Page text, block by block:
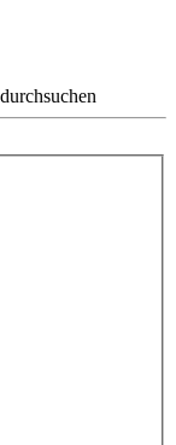
durchsuchen